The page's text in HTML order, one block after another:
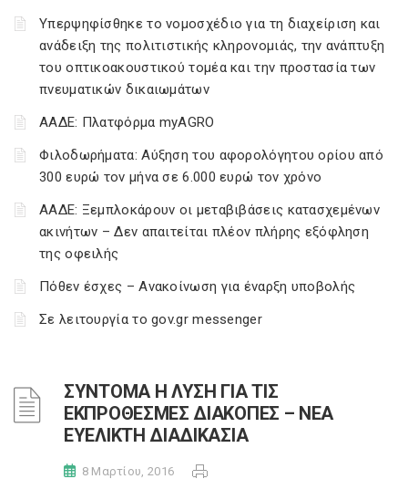
Υπερψηφίσθηκε το νομοσχέδιο για τη διαχείριση και
ανάδειξη της πολιτιστικής κληρονομιάς, την ανάπτυξη
του οπτικοακουστικού τομέα και την προστασία των
πνευματικών δικαιωμάτων
ΑΑΔΕ: Πλατφόρμα myAGRO
Φιλοδωρήματα: Αύξηση του αφορολόγητου ορίου από
300 ευρώ τον μήνα σε 6.000 ευρώ τον χρόνο
ΑΑΔΕ: Ξεμπλοκάρουν οι μεταβιβάσεις κατασχεμένων
ακινήτων – Δεν απαιτείται πλέον πλήρης εξόφληση
της οφειλής
Πόθεν έσχες – Ανακοίνωση για έναρξη υποβολής
Σε λειτουργία το gov.gr messenger
ΣΥΝΤΟΜΑ Η ΛΥΣΗ ΓΙΑ ΤΙΣ
ΕΚΠΡΟΘΕΣΜΕΣ ΔΙΑΚΟΠΕΣ – ΝΕΑ
ΕΥΕΛΙΚΤΗ ΔΙΑΔΙΚΑΣΙΑ
8 Μαρτίου, 2016